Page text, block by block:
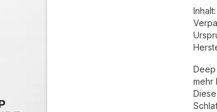
Inhalt:
Deep
mehr